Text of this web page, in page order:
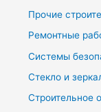
Прочие
Ремонтные
Системы
Стекло и
Строительное